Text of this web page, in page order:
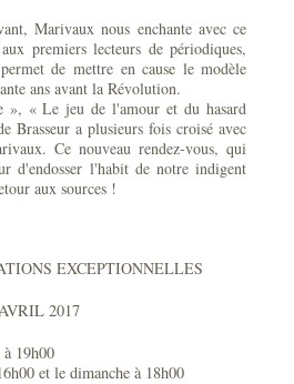
Marivaux nous enchante avec ce
premiers lecteurs de périodiques,
de mettre en cause le modèle
ans avant la Révolution.
», « Le jeu de l'amour et du hasard
Brasseur a plusieurs fois croisé avec
Ce nouveau rendez-vous, qui
d'endosser l'habit de notre indigent
aux sources !
EXCEPTIONNELLES
2017
19h00
et le dimanche à 18h00